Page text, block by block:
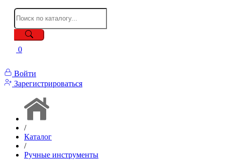
0
Войти
Зарегистрироваться
/
Каталог
/
Ручные инструменты